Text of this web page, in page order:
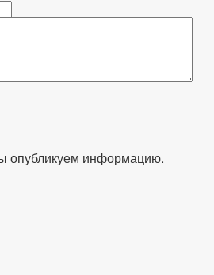
опубликуем информацию.